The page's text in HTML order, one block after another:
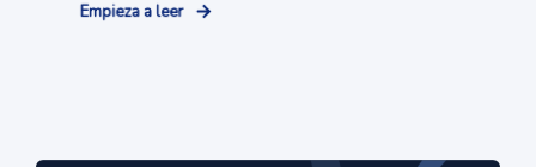
Empieza a leer